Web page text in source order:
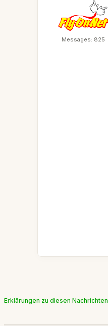
Messages: 825
Erklärungen zu diesen Nachrichten